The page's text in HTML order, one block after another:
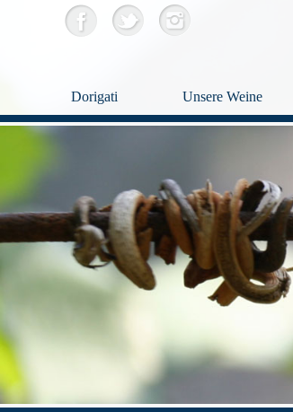
Dorigati Unsere Weine